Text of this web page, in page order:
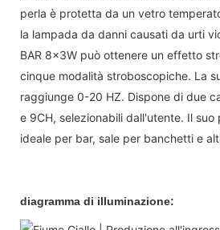
perla è protetta da un vetro
la lampada da danni causati da urti
BAR 8x3W può ottenere un effetto
cinque modalità stroboscopiche. La
raggiunge 0-20 HZ. Dispone di due
e 9CH, selezionabili dall'utente. Il
ideale per bar, sale per banchetti e
diagramma di illuminazione: